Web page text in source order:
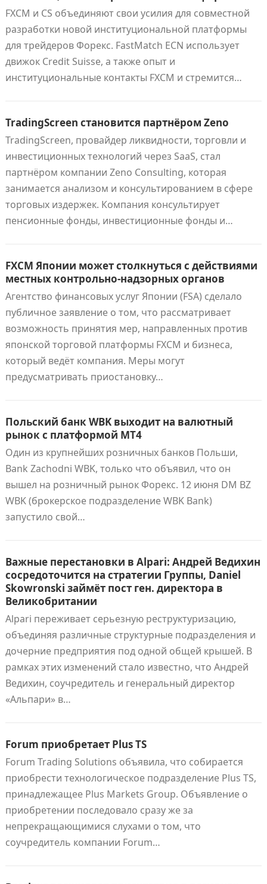
FXCM и CS объединяют свои усилия для совместной
разработки новой институциональной платформы
для трейдеров Форекс. FastMatch ECN использует
движок Credit Suisse, а также опыт и
институциональные контакты FXCM и стремится…
TradingScreen становится партнёром Zeno
TradingScreen, провайдер ликвидности, торговли и
инвестиционных технологий через SaaS, стал
партнёром компании Zeno Consulting, которая
занимается анализом и консультированием в сфере
торговых издержек. Компания консультирует
пенсионные фонды, инвестиционные фонды и…
FXCM Японии может столкнуться с действиями
местных контрольно-надзорных органов
Агентство финансовых услуг Японии (FSA) сделало
публичное заявление о том, что рассматривает
возможность принятия мер, направленных против
японской торговой платформы FXCM и бизнеса,
который ведёт компания. Меры могут
предусматривать приостановку…
Польский банк WBK выходит на валютный
рынок с платформой MT4
Один из крупнейших розничных банков Польши,
Bank Zachodni WBK, только что объявил, что он
вышел на розничный рынок Форекс. 12 июня DM BZ
WBK (брокерское подразделение WBK Bank)
запустило свой…
Важные перестановки в Alpari: Андрей Ведихин
сосредоточится на стратегии Группы, Daniel
Skowronski займёт пост ген. директора в
Великобритании
Alpari переживает серьезную реструктуризацию,
объединяя различные структурные подразделения и
дочерние предприятия под одной общей крышей. В
рамках этих изменений стало известно, что Андрей
Ведихин, соучредитель и генеральный директор
«Альпари» в…
Forum приобретает Plus TS
Forum Trading Solutions объявила, что собирается
приобрести технологическое подразделение Plus TS,
принадлежащее Plus Markets Group. Объявление о
приобретении последовало сразу же за
непрекращающимися слухами о том, что
соучредитель компании Forum…